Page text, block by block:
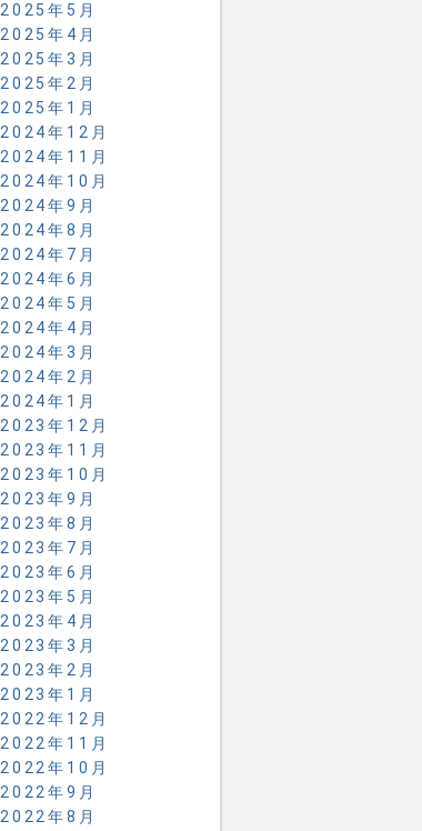
2025年5月
2025年4月
2025年3月
2025年2月
2025年1月
2024年12月
2024年11月
2024年10月
2024年9月
2024年8月
2024年7月
2024年6月
2024年5月
2024年4月
2024年3月
2024年2月
2024年1月
2023年12月
2023年11月
2023年10月
2023年9月
2023年8月
2023年7月
2023年6月
2023年5月
2023年4月
2023年3月
2023年2月
2023年1月
2022年12月
2022年11月
2022年10月
2022年9月
2022年8月